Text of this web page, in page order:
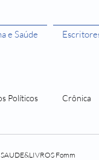
e Saúde
Políticos Crônica
SAUDE&LIVROS Fomm